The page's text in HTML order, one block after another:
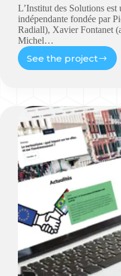
L’Institut des Solutions est
indépendante fondée par
Radiall), Xavier Fontanet
Michel…
See the project